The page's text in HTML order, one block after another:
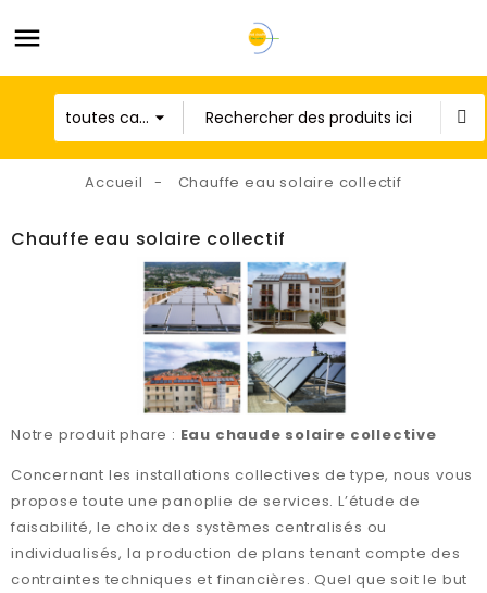
Accueil Chauffe eau solaire collectif
Chauffe eau solaire collectif
Notre produit phare : Eau chaude solaire collective
Concernant les installations collectives de type, nous vous
propose toute une panoplie de services. L’étude de
faisabilité, le choix des systèmes centralisés ou
individualisés, la production de plans tenant compte des
contraintes techniques et financières. Quel que soit le but